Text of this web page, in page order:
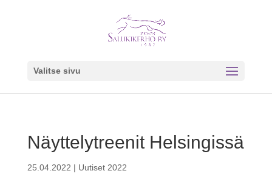
Valitse sivu
Näyttelytreenit Helsingissä
25.04.2022 | Uutiset 2022